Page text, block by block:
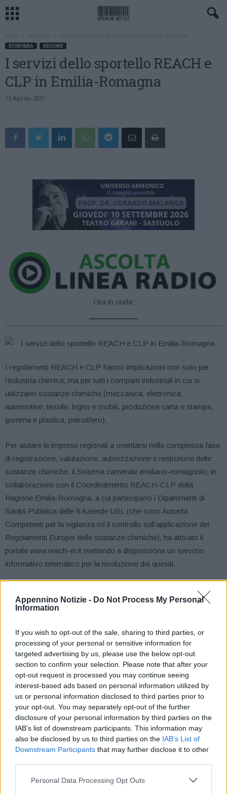
Appennino Notizie - Do Not Process My Personal
Information
If you wish to opt-out of the sale, sharing to third parties, or
processing of your personal or sensitive information for
targeted advertising by us, please use the below opt-out
section to confirm your selection. Please note that after your
opt-out request is processed you may continue seeing
interest-based ads based on personal information utilized by
us or personal information disclosed to third parties prior to
your opt-out. You may separately opt-out of the further
disclosure of your personal information by third parties on the
IAB’s list of downstream participants. This information may
also be disclosed by us to third parties on the IAB’s List of
Downstream Participants that may further disclose it to other
Personal Data Processing Opt Outs
ECONOMIA REGIONE
I servizi dello sportello REACH e
CLP in Emilia-Romagna
13 Agosto 2021
Ora in onda:
I regolamenti REACH e CLP hanno implicazioni non solo per
l’industria chimica, ma per tutti i comparti industriali in cui si
utilizzano sostanze chimiche (meccanica, elettronica,
automotive, tessile, legno e mobili, produzione carta e stampa,
gomma e plastica, petrolifero).
Per aiutare le imprese regionali a orientarsi nella complessa fase
di registrazione, valutazione, autorizzazione e restrizione delle
sostanze chimiche, il Sistema camerale emiliano-romagnolo, in
collaborazione con il Coordinamento REACH-CLP della
Regione Emilia-Romagna, a cui partecipano i Dipartimenti di
Sanità Pubblica delle 8 Aziende USL (che sono Autorità
Competenti per la vigilanza ed il controllo sull’applicazione dei
Regolamenti Europei delle sostanze chimiche), ha attivato il
portale www.reach-er.it mettendo a disposizione un servizio
informativo telematico per la risoluzione dei quesiti.
Il servizio è completamente gratuito e rientra nelle attività di
assistenza alle PMI, offerte dalla rete Enterprise Europe Network
potenziale innovativo e competitivo delle piccole e medie
imprese nel mercato internazionale), in collaborazione col
Ministero Sviluppo Economico, attraverso una rete nazionale di
Sportelli Informativi Territoriali REACH.
In Emilia-Romagna lo sportello SIT REACH fa capo all’Unione
regionale delle Camere di commercio.
Da questo portale è possibile accedere ai siti istituzionali, ai
documenti e alle linee guida più importanti per avere
gestione delle sostanze chimiche.